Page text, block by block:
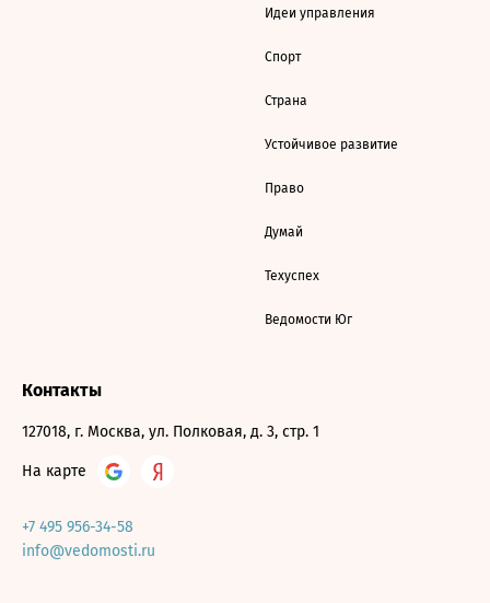
Идеи управления
Спорт
Страна
Устойчивое развитие
Право
Думай
Техуспех
Ведомости Юг
Контакты
127018, г. Москва, ул. Полковая, д. 3, стр. 1
На карте
+7 495 956-34-58
info@vedomosti.ru